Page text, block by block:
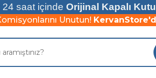
24 saat içinde Orijinal Kapalı
1000 TL üzeri alımlarınıza
Unutun!